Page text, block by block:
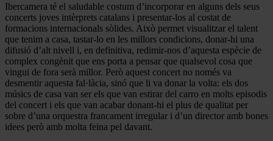
Ibercamera té el saludable costum d’incorporar en alguns dels seus
concerts joves intèrprets catalans i presentar-los al costat de
formacions internacionals sòlides. Això permet visualitzar el talent
que tenim a casa, tastar-lo en les millors condicions, donar-hi una
difusió d’alt nivell i, en definitiva, redimir-nos d’aquesta espècie de
complex congènit que ens porta a pensar que qualsevol cosa que
vingui de fora serà millor. Però aquest concert no només va
desmentir aquesta fal·làcia, sinó que li va donar la volta: els dos
músics de casa van ser els que van estirar del carro en molts episodis
del concert i els que van acabar donant-hi el plus de qualitat per
sobre d’una orquestra francament irregular i d’un director amb bones
idees però amb molta feina pel davant.